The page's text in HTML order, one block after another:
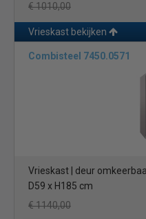
€ 1010,00
Vrieskast bekijken
Combisteel 7450.0571
Vrieskast | deur
D59 x H185 cm
€ 1140,00